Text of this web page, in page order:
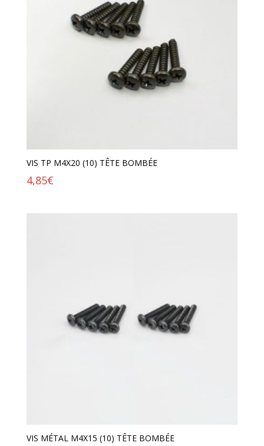
VIS TP M4X20 (10) TÊTE BOMBÉE
4,85€
VIS MÉTAL M4X15 (10) TÊTE BOMBÉE